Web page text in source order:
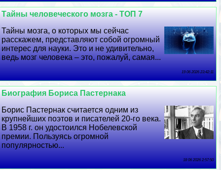
Тайны человеческого мозга - ТОП 7
Тайны мозга, о которых мы сейчас
расскажем, представляют собой огромный
интерес для науки. Это и не удивительно,
ведь мозг человека – это, пожалуй, самая...
19 06 2026 23:42:11
Биография Бориса Пастернака
Борис Пастернак считается одним из
крупнейших поэтов и писателей 20-го века.
В 1958 г. он удостоился Нобелевской
премии. Пользуясь огромной
популярностью...
18 06 2026 2:57:50